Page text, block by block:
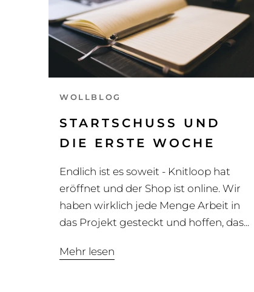
WOLLBLOG
STARTSCHUSS UND
DIE ERSTE WOCHE
Endlich ist es soweit - Knitloop hat
eröffnet und der Shop ist online. Wir
haben wirklich jede Menge Arbeit in
das Projekt gesteckt und hoffen, das...
Mehr lesen